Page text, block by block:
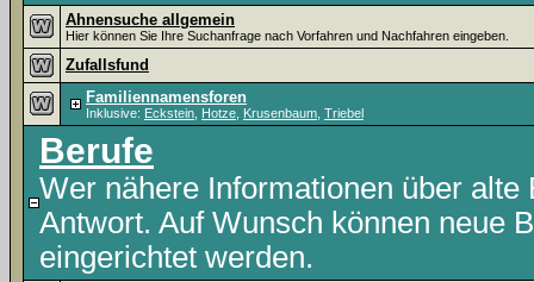
Ahnensuche allgemein
Hier können Sie Ihre Suchanfrage nach Vorfahren und Nachfahren eingeben.
Zufallsfund
Familiennamensforen
Inklusive: Eckstein Hotze Krusenbaum Triebel
Berufe
Wer nähere Informationen über
Antwort. Auf Wunsch können neue
eingerichtet werden.